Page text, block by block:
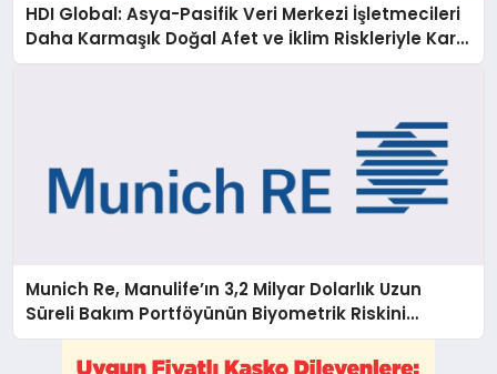
HDI Global: Asya-Pasifik Veri Merkezi İşletmecileri
Daha Karmaşık Doğal Afet ve İklim Riskleriyle Karşı
Karşıya
Munich Re, Manulife’ın 3,2 Milyar Dolarlık Uzun
Süreli Bakım Portföyünün Biyometrik Riskini
Üstleniyor